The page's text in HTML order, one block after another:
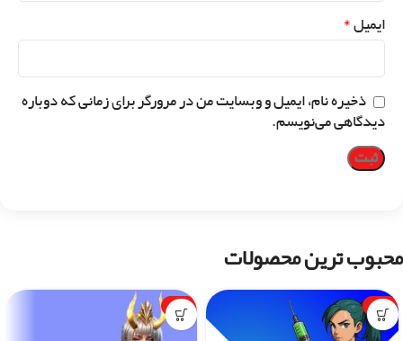
ایمیل*
ذخیره نام، ایمیل و وبسایت من در مرورگر برای زمانی که دوباره
دیدگاهی می‌نویسم.
محبوب ترین محصولات
-7%
-1%